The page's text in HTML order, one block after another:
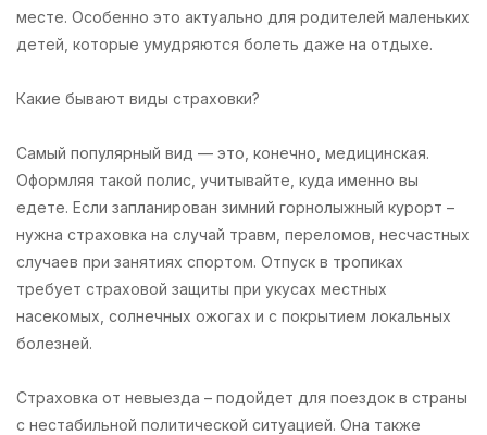
месте. Особенно это актуально для родителей маленьких
детей, которые умудряются болеть даже на отдыхе.
Какие бывают виды страховки?
Самый популярный вид — это, конечно, медицинская.
Оформляя такой полис, учитывайте, куда именно вы
едете. Если запланирован зимний горнолыжный курорт –
нужна страховка на случай травм, переломов, несчастных
случаев при занятиях спортом. Отпуск в тропиках
требует страховой защиты при укусах местных
насекомых, солнечных ожогах и с покрытием локальных
болезней.
Страховка от невыезда – подойдет для поездок в страны
с нестабильной политической ситуацией. Она также